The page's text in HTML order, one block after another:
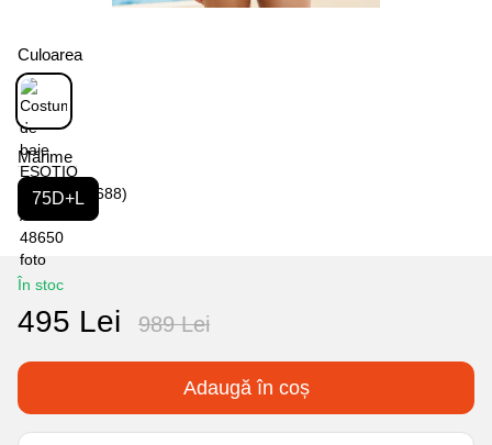
Culoarea
Mărime
75D+L
În stoc
495 Lei 989 Lei
Adaugă în coș